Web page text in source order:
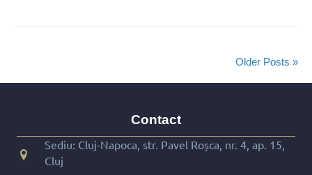
Older Posts »
Contact
Sediu: Cluj-Napoca, str. Pavel Roșca, nr. 4, ap. 15,
Cluj